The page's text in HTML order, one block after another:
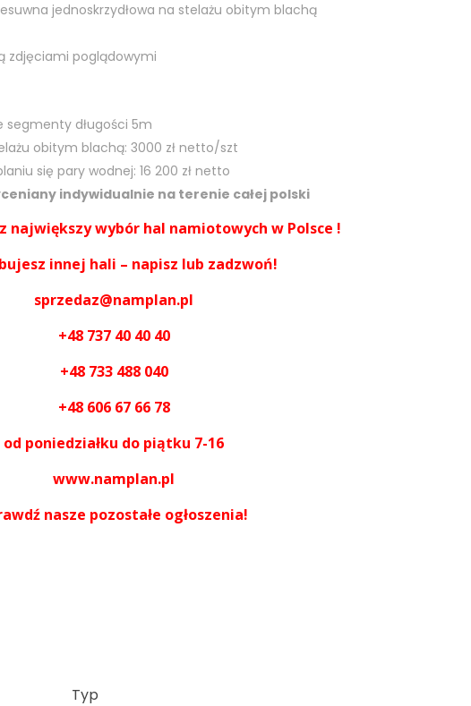
jednoskrzydłowa na stelażu obitym blachą
zdjęciami poglądowymi
segmenty długości 5m
obitym blachą: 3000 zł netto/szt
się pary wodnej: 16 200 zł netto
indywidualnie na terenie całej polski
największy wybór hal namiotowych w Polsce !
innej hali – napisz lub zadzwoń!
sprzedaz@namplan.pl
+48 737 40 40 40
+48 733 488 040
+48 606 67 66 78
od poniedziałku do piątku 7-16
www.namplan.pl
nasze pozostałe ogłoszenia!
Typ